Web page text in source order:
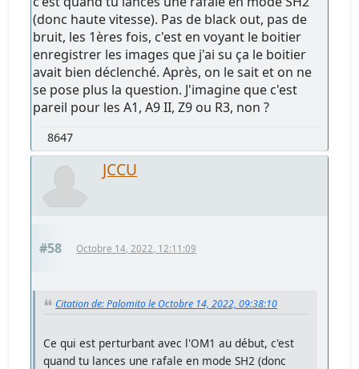
(donc haute vitesse). Pas de black out, pas de
bruit, les 1ères fois, c'est en voyant le boitier
enregistrer les images que j'ai su ça le boitier
avait bien déclenché. Après, on le sait et on ne
se pose plus la question. J'imagine que c'est
pareil pour les A1, A9 II, Z9 ou R3, non ?
8647
JCCU
#58 Octobre 14, 2022, 12:11:09
Citation de: Palomito le Octobre 14, 2022, 09:38:10
Ce qui est perturbant avec l'OM1 au début, c'est
quand tu lances une rafale en mode SH2 (donc